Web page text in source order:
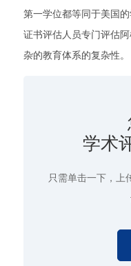
第一学位都等同于美国
证书评估人员专门评估
杂的教育体系的复杂性。
学术
只需单击一下，上